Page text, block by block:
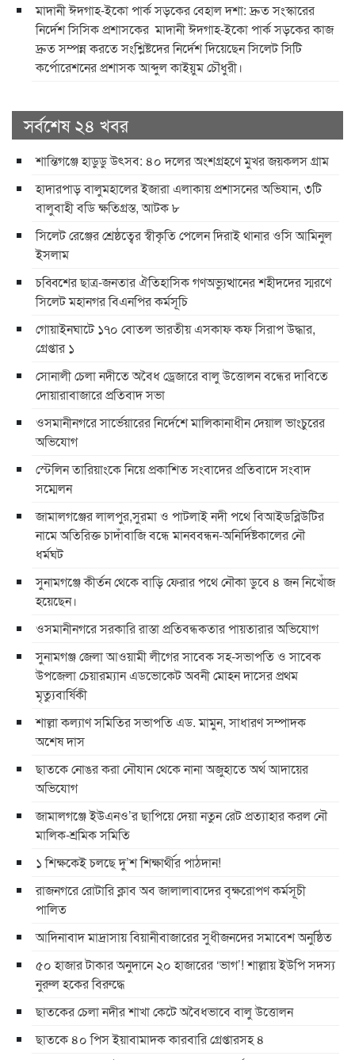
​মাদানী ঈদগাহ-ইকো পার্ক সড়কের বেহাল দশা: দ্রুত সংস্কারের
নির্দেশ সিসিক প্রশাসকের ​ ​মাদানী ঈদগাহ-ইকো পার্ক সড়কের কাজ
দ্রুত সম্পন্ন করতে সংশ্লিষ্টদের নির্দেশ দিয়েছেন সিলেট সিটি
কর্পোরেশনের প্রশাসক আব্দুল কাইয়ুম চৌধুরী।
সর্বশেষ ২৪ খবর
শান্তিগঞ্জে হাডুডু উৎসব: ৪০ দলের অংশগ্রহণে মুখর জয়কলস গ্রাম
হাদারপাড় বালুমহালের ইজারা এলাকায় প্রশাসনের অভিযান, ৩টি
বালুবাহী বডি ক্ষতিগ্রস্ত, আটক ৮
সিলেট রেঞ্জের শ্রেষ্ঠত্বের স্বীকৃতি পেলেন দিরাই থানার ওসি আমিনুল
ইসলাম
চব্বিশের ছাত্র-জনতার ঐতিহাসিক গণঅভ্যুত্থানের শহীদদের স্মরণে
সিলেট মহানগর বিএনপির কর্মসূচি
গোয়াইনঘাটে ১৭০ বোতল ভারতীয় এসকাফ কফ সিরাপ উদ্ধার,
গ্রেপ্তার ১
সোনালী চেলা নদীতে অবৈধ ড্রেজারে বালু উত্তোলন বন্ধের দাবিতে
দোয়ারাবাজারে প্রতিবাদ সভা
ওসমানীনগরে সার্ভেয়ারের নির্দেশে মালিকানাধীন দেয়াল ভাংচুরের
অভিযোগ
স্টেলিন তারিয়াংকে নিয়ে প্রকাশিত সংবাদের প্রতিবাদে সংবাদ
সম্মেলন
জামালগঞ্জের লালপুর,সুরমা ও পাটলাই নদী পথে বিআইডব্লিউটির
নামে অতিরিক্ত চাদাঁবাজি বন্ধে মানববন্ধন-অনির্দিষ্টকালের নৌ
ধর্মঘট
সুনামগঞ্জে কীর্তন থেকে বাড়ি ফেরার পথে নৌকা ডুবে ৪ জন নিখোঁজ
হয়েছেন।
ওসমানীনগরে সরকারি রাস্তা প্রতিবন্ধকতার পায়তারার অভিযোগ
সুনামগঞ্জ জেলা আওয়ামী লীগের সাবেক সহ-সভাপতি ও সাবেক
উপজেলা চেয়ারম্যান এডভোকেট অবনী মোহন দাসের প্রথম
মৃত্যুবার্ষিকী
শাল্লা কল্যাণ সমিতির সভাপতি এড. মামুন, সাধারণ সম্পাদক
অশেষ দাস
ছাতকে নোঙর করা নৌযান থেকে নানা অজুহাতে অর্থ আদায়ের
অভিযোগ
জামালগঞ্জে ইউএনও’র ছাপিয়ে দেয়া নতুন রেট প্রত্যাহার করল নৌ
মালিক-শ্রমিক সমিতি
১ শিক্ষকেই চলছে দু’শ শিক্ষার্থীর পাঠদান!
রাজনগরে রোটারি ক্লাব অব জালালাবাদের বৃক্ষরোপণ কর্মসূচী
পালিত
আদিনাবাদ মাদ্রাসায় বিয়ানীবাজারের সুধীজনদের সমাবেশ অনুষ্ঠিত
৫০ হাজার টাকার অনুদানে ২০ হাজারের ‘ভাগ’! শাল্লায় ইউপি সদস্য
নুরুল হকের বিরুদ্ধে
ছাতকের চেলা নদীর শাখা কেটে অবৈধভাবে বালু উত্তোলন
ছাতকে ৪০ পিস ইয়াবামাদক কারবারি গ্রেপ্তারসহ ৪